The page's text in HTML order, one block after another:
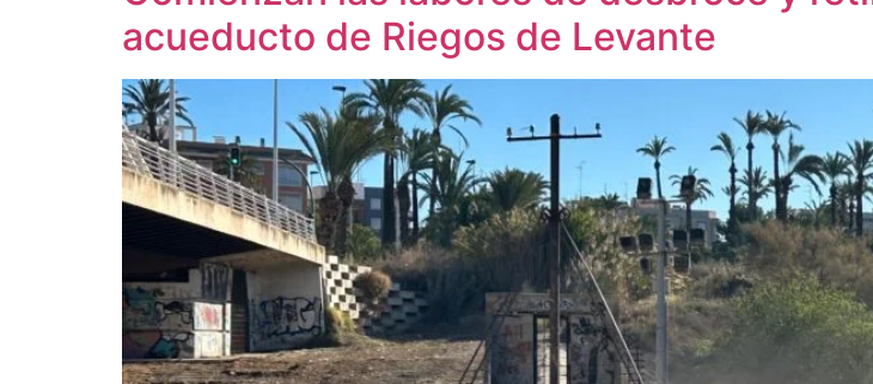
acueducto de Riegos de Levante